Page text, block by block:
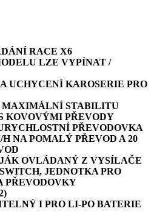
RACE X6
LZE VYPÍNAT /
UCHYCENÍ KAROSERIE PRO
MAXIMÁLNÍ STABILITU
KOVOVÝMI PŘEVODY
PŘEVODOVKA
H NA POMALÝ PŘEVOD A 20
OVLÁDANÝ Z VYSÍLAČE
JEDNOTKA PRO
PŘEVODOVKY
I PRO LI-PO BATERIE